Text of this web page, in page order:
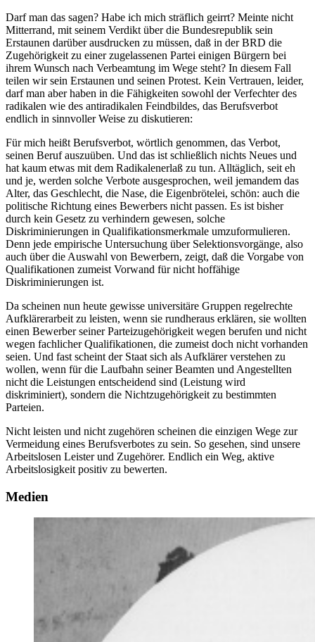
Darf man das sagen? Habe ich mich sträflich geirrt? Meinte nicht
Mitterrand, mit seinem Verdikt über die Bundesrepublik sein
Erstaunen darüber ausdrucken zu müssen, daß in der BRD die
Zugehörigkeit zu einer zugelassenen Partei einigen Bürgern bei
ihrem Wunsch nach Verbeamtung im Wege steht? In diesem Fall
teilen wir sein Erstaunen und seinen Protest. Kein Vertrauen, leider,
darf man aber haben in die Fähigkeiten sowohl der Verfechter des
radikalen wie des antiradikalen Feindbildes, das Berufsverbot
endlich in sinnvoller Weise zu diskutieren:
Für mich heißt Berufsverbot, wörtlich genommen, das Verbot,
seinen Beruf auszuüben. Und das ist schließlich nichts Neues und
hat kaum etwas mit dem Radikalenerlaß zu tun. Alltäglich, seit eh
und je, werden solche Verbote ausgesprochen, weil jemandem das
Alter, das Geschlecht, die Nase, die Eigenbrötelei, schön: auch die
politische Richtung eines Bewerbers nicht passen. Es ist bisher
durch kein Gesetz zu verhindern gewesen, solche
Diskriminierungen in Qualifikationsmerkmale umzuformulieren.
Denn jede empirische Untersuchung über Selektionsvorgänge, also
auch über die Auswahl von Bewerbern, zeigt, daß die Vorgabe von
Qualifikationen zumeist Vorwand für nicht hoffähige
Diskriminierungen ist.
Da scheinen nun heute gewisse universitäre Gruppen regelrechte
Aufklärerarbeit zu leisten, wenn sie rundheraus erklären, sie wollten
einen Bewerber seiner Parteizugehörigkeit wegen berufen und nicht
wegen fachlicher Qualifikationen, die zumeist doch nicht vorhanden
seien. Und fast scheint der Staat sich als Aufklärer verstehen zu
wollen, wenn für die Laufbahn seiner Beamten und Angestellten
nicht die Leistungen entscheidend sind (Leistung wird
diskriminiert), sondern die Nichtzugehörigkeit zu bestimmten
Parteien.
Nicht leisten und nicht zugehören scheinen die einzigen Wege zur
Vermeidung eines Berufsverbotes zu sein. So gesehen, sind unsere
Arbeitslosen Leister und Zugehörer. Endlich ein Weg, aktive
Arbeitslosigkeit positiv zu bewerten.
Medien